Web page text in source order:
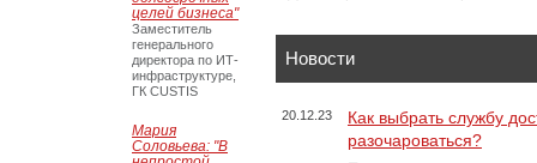
Новости
20.12.23
Как выбрать службу
разочароваться?
целей бизнеса"
Заместитель
генерального
директора по ИТ-
инфраструктуре,
ГК CUSTIS
Мария
Соловьева: "В